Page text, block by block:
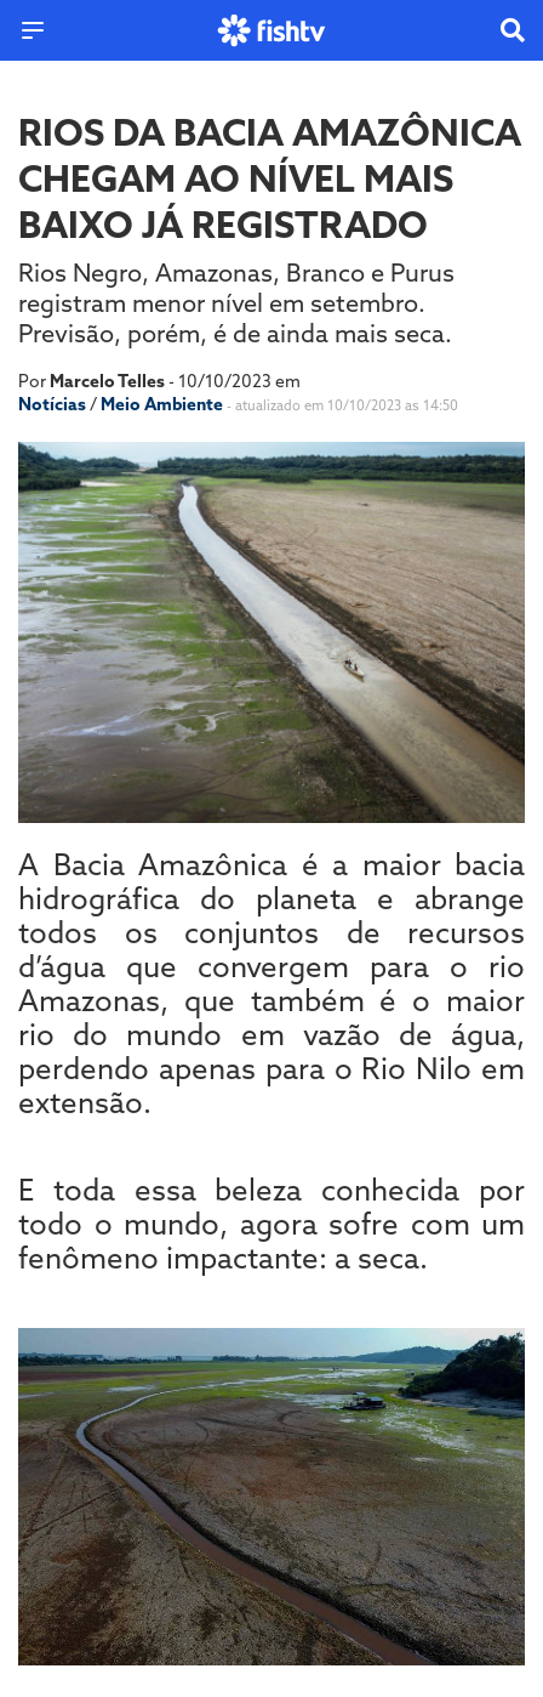
RIOS DA BACIA AMAZÔNICA
CHEGAM AO NÍVEL MAIS
BAIXO JÁ REGISTRADO
Rios Negro, Amazonas, Branco e Purus
registram menor nível em setembro.
Previsão, porém, é de ainda mais seca.
Por Marcelo Telles- 10/10/2023 em
Notícias/ Meio Ambiente - atualizado em 10/10/2023 as 14:50
A Bacia Amazônica é a maior bacia
hidrográfica do planeta e abrange
todos os conjuntos de recursos
d’água que convergem para o rio
Amazonas, que também é o maior
rio do mundo em vazão de água,
perdendo apenas para o Rio Nilo em
extensão.
E toda essa beleza conhecida por
todo o mundo, agora sofre com um
fenômeno impactante: a seca.